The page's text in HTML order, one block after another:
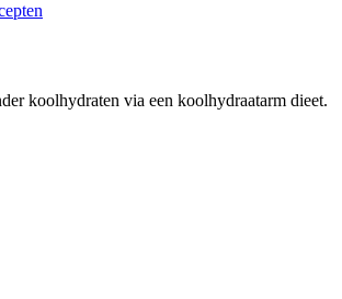
koolhydraten via een koolhydraatarm dieet.